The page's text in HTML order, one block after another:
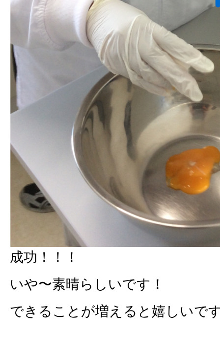
成功！！！
いや〜素晴らしいです！
できることが増えると嬉しいで